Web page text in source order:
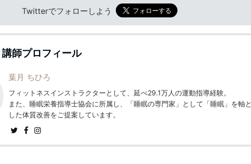
Twitterでフォローしよう
講師プロフィール
葉月 ちひろ
フィットネスインストラクターとして、延べ29.1万人の運動指導経験。
また、睡眠栄養指導士協会に所属し、「睡眠の専門家」として「睡眠」を軸と
した体質改善をご提案しています。